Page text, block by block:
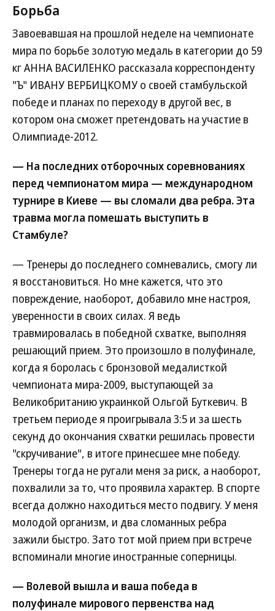
Борьба
Завоевавшая на прошлой неделе на чемпионате
мира по борьбе золотую медаль в категории до 59
кг АННА ВАСИЛЕНКО рассказала корреспонденту
"Ъ" ИВАНУ ВЕРБИЦКОМУ о своей стамбульской
победе и планах по переходу в другой вес, в
котором она сможет претендовать на участие в
Олимпиаде-2012.
— На последних отборочных соревнованиях
перед чемпионатом мира — международном
турнире в Киеве — вы сломали два ребра. Эта
травма могла помешать выступить в
Стамбуле?
— Тренеры до последнего сомневались, смогу ли
я восстановиться. Но мне кажется, что это
повреждение, наоборот, добавило мне настроя,
уверенности в своих силах. Я ведь
травмировалась в победной схватке, выполняя
решающий прием. Это произошло в полуфинале,
когда я боролась с бронзовой медалисткой
чемпионата мира-2009, выступающей за
Великобританию украинкой Ольгой Буткевич. В
третьем периоде я проигрывала 3:5 и за шесть
секунд до окончания схватки решилась провести
"скручивание", в итоге принесшее мне победу.
Тренеры тогда не ругали меня за риск, а наоборот,
похвалили за то, что проявила характер. В спорте
всегда должно находиться место подвигу. У меня
молодой организм, и два сломанных ребра
зажили быстро. Зато тот мой прием при встрече
вспоминали многие иностранные соперницы.
— Волевой вышла и ваша победа в
полуфинале мирового первенства над